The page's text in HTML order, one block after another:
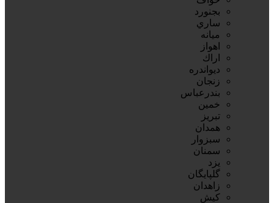
بجنورد
ساري
ميانه
اهواز
اراك
ديواندره
زنجان
بندرعباس
خمين
تبريز
همدان
سبزوار
سمنان
يزد
گلپايگان
زاهدان
كيش